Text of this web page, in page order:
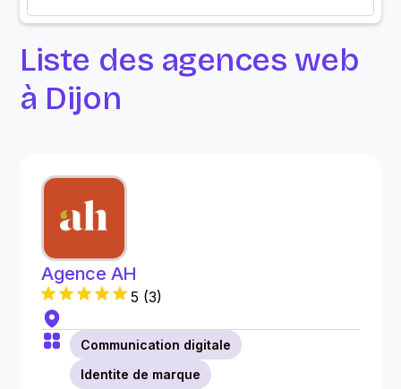
Liste des agences web
à Dijon
Agence AH
5 (3)
Communication digitale
Identite de marque